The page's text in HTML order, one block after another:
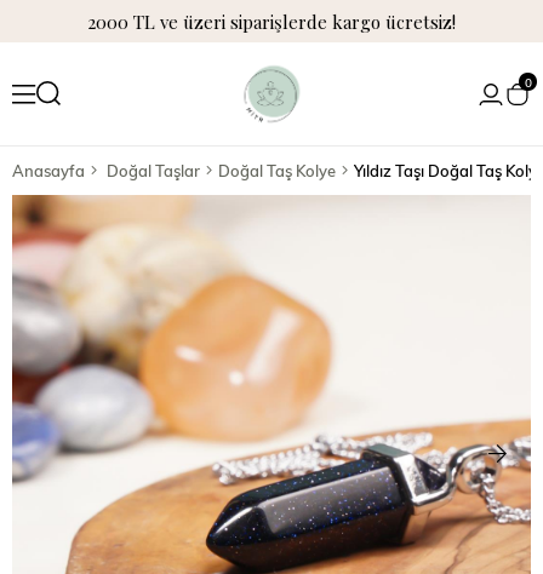
2000 TL ve üzeri siparişlerde kargo ücretsiz!
0
Anasayfa Doğal Taşlar Doğal Taş Kolye Yıldız Taşı Doğal Taş